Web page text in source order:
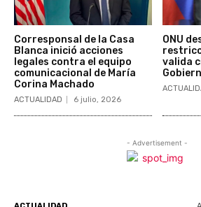
Corresponsal de la Casa
Blanca inició acciones
legales contra el equipo
comunicacional de María
Corina Machado
ACTUALIDAD 6 julio, 2026
ONU
valida
- Advertisement -